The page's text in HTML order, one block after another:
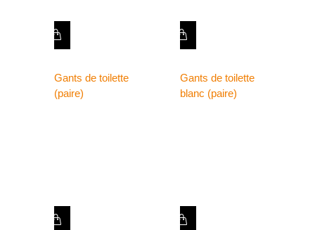
Gants de toilette
(paire)
Gants de toilette
blanc (paire)